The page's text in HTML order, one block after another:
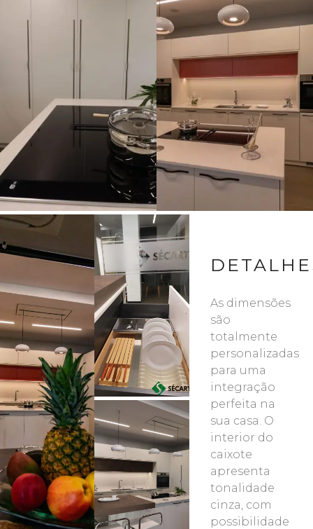
As dimensões
são
totalmente
personalizadas
para uma
integração
perfeita na
sua casa. O
interior do
caixote
apresenta
tonalidade
cinza, com
possibilidade